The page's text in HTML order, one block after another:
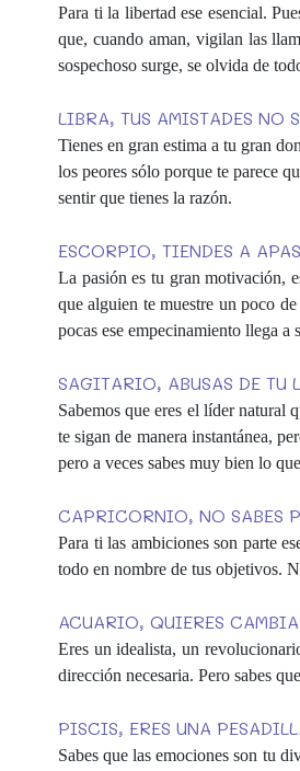
Para ti la libertad ese esencial.
que, cuando aman, vigilan las
sospechoso surge, se olvida de
LIBRA, TUS AMISTADES NO
Tienes en gran estima a tu gran
los peores sólo porque te parece
sentir que tienes la razón.
ESCORPIO, TIENDES A
La pasión es tu gran motivación,
que alguien te muestre un poco
pocas ese empecinamiento llega a
SAGITARIO, ABUSAS DE TU
Sabemos que eres el líder natural
te sigan de manera instantánea,
pero a veces sabes muy bien lo
CAPRICORNIO, NO SABES
Para ti las ambiciones son parte
todo en nombre de tus objetivos.
ACUARIO, QUIERES
Eres un idealista, un
dirección necesaria. Pero sabes
PISCIS, ERES UNA
Sabes que las emociones son tu